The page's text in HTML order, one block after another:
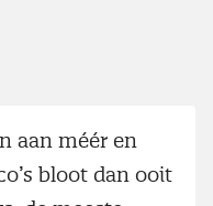
aan méér en
bloot dan ooit